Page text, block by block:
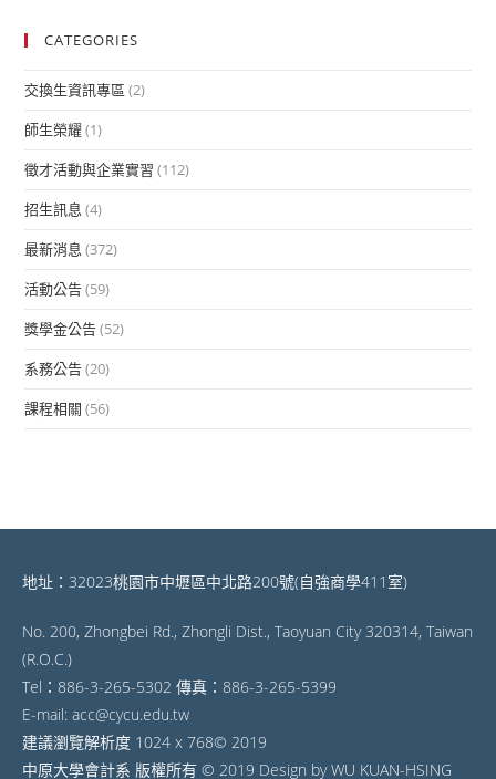
CATEGORIES
交換生資訊專區 (2)
師生榮耀(1)
徵才活動與企業實習 (112)
招生訊息 (4)
最新消息 (372)
活動公告(59)
獎學金公告(52)
系務公告(20)
課程相關 (56)
地址：32023桃園市中壢區中北路200號(自強商學411室)
No. 200, Zhongbei Rd., Zhongli Dist., Taoyuan City 320314, Taiwan
(R.O.C.)
Tel：886-3-265-5302 傳真：886-3-265-5399
E-mail: acc@cycu.edu.tw
建議瀏覽解析度 1024 x 768© 2019
中原大學會計系 版權所有 © 2019 Design by WU KUAN-HSING